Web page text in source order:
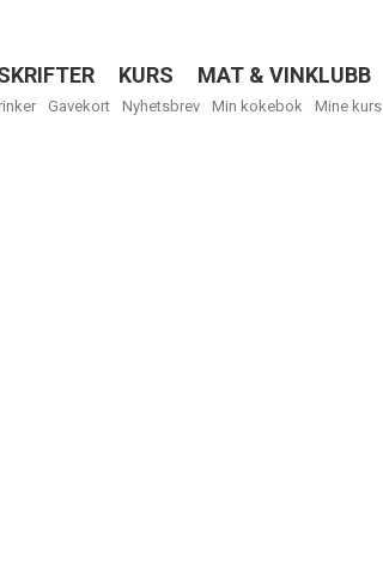
KURS MAT & VINKLUBB
Gavekort Nyhetsbrev Min kokebok Mine kurs